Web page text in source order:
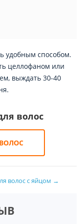
удобным способом.
целлофаном или
выждать 30-40
волос
волос с яйцом →